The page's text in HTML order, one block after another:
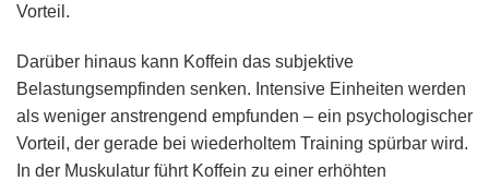
Vorteil.
Darüber hinaus kann Koffein das subjektive
Belastungsempfinden senken. Intensive Einheiten werden
als weniger anstrengend empfunden – ein psychologischer
Vorteil, der gerade bei wiederholtem Training spürbar wird.
In der Muskulatur führt Koffein zu einer erhöhten